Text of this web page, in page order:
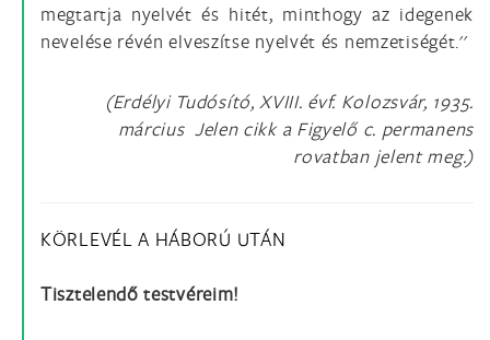
megtartja nyelvét és hitét, minthogy az idegenek
nevelése révén elveszítse nyelvét és nemzetiségét.''
(Erdélyi Tudósító, XVIII. évf. Kolozsvár, 1935.
március Jelen cikk a Figyelő c. permanens
rovatban jelent meg.)
KÖRLEVÉL A HÁBORÚ UTÁN
Tisztelendő testvéreim!